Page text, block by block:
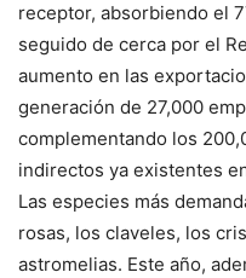
receptor, absorbiendo el
seguido de cerca por el
aumento en las
generación de 27,000
complementando los
indirectos ya existentes
Las especies más
rosas, los claveles, los
astromelias. Este año,